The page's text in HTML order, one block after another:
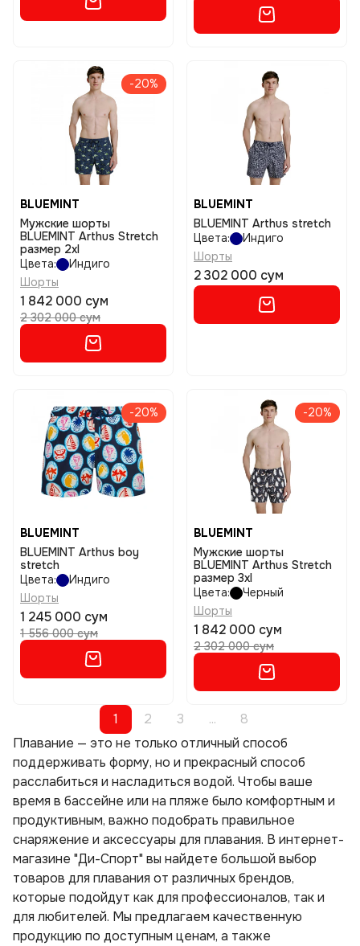
-20%
BLUEMINT
Мужские шорты
BLUEMINT Arthus Stretch
размер 2xl
Цвета:
Индиго
Шорты
1 842 000 сум
2 302 000 сум
BLUEMINT
BLUEMINT Arthus stretch
Цвета:
Индиго
Шорты
2 302 000 сум
-20%
BLUEMINT
BLUEMINT Arthus boy
stretch
Цвета:
Индиго
Шорты
1 245 000 сум
1 556 000 сум
-20%
BLUEMINT
Мужские шорты
BLUEMINT Arthus Stretch
размер 3xl
Цвета:
Черный
Шорты
1 842 000 сум
2 302 000 сум
1 2 3 ...
8
Плавание — это не только отличный способ
поддерживать форму, но и прекрасный способ
расслабиться и насладиться водой. Чтобы ваше
время в бассейне или на пляже было комфортным и
продуктивным, важно подобрать правильное
снаряжение и аксессуары для плавания. В интернет-
магазине "Ди-Спорт" вы найдете большой выбор
товаров для плавания от различных брендов,
которые подойдут как для профессионалов, так и
для любителей. Мы предлагаем качественную
продукцию по доступным ценам, а также